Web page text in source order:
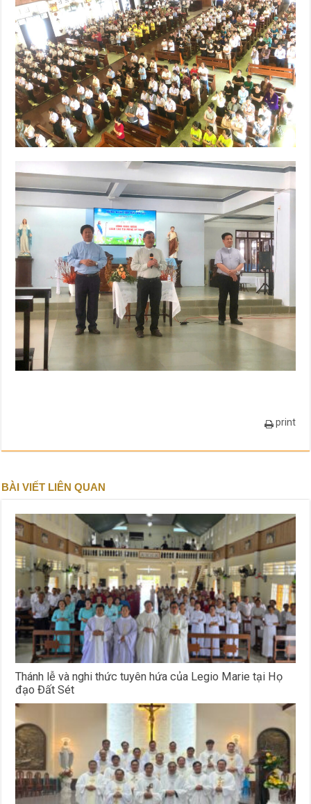
print
BÀI VIẾT LIÊN QUAN
Thánh lễ và nghi thức tuyên hứa của Legio Marie tại Họ
đạo Đất Sét